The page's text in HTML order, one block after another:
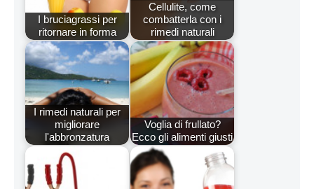
I bruciagrassi per
ritornare in forma
Cellulite, come
combatterla con i
rimedi naturali
I rimedi naturali per
migliorare
l'abbronzatura
Voglia di frullato?
Ecco gli alimenti giusti